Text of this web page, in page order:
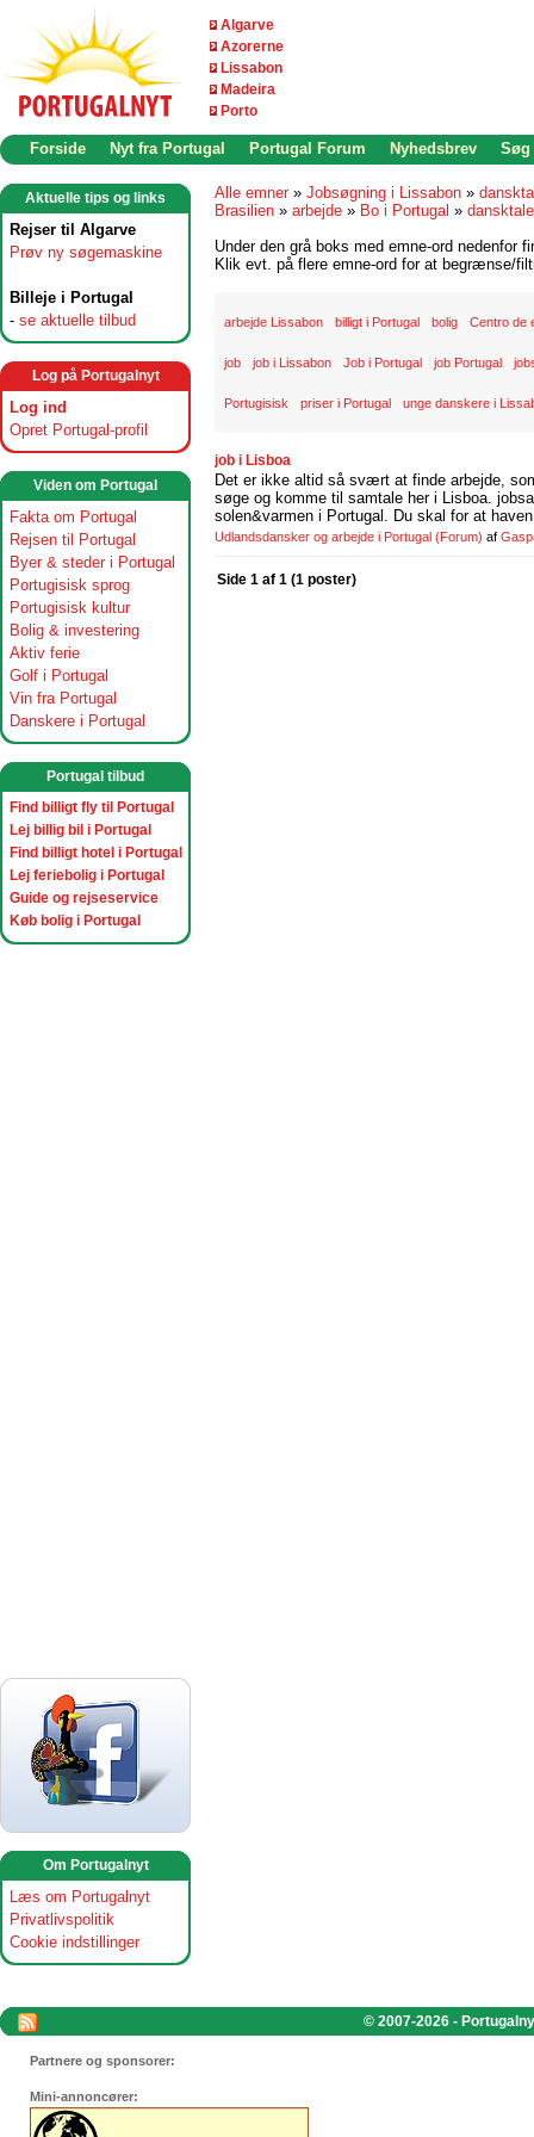
Algarve
Azorerne
Lissabon
Madeira
Porto
Forside Nyt fra Portugal Portugal Forum Nyhedsbrev Søg
Aktuelle tips og links
Rejser til Algarve
Prøv ny søgemaskine
Billeje i Portugal
- se aktuelle tilbud
Log på Portugalnyt
Log ind
Opret Portugal-profil
Viden om Portugal
Fakta om Portugal
Rejsen til Portugal
Byer & steder i Portugal
Portugisisk sprog
Portugisisk kultur
Bolig & investering
Aktiv ferie
Golf i Portugal
Vin fra Portugal
Danskere i Portugal
Portugal tilbud
Find billigt fly til Portugal
Lej billig bil i Portugal
Find billigt hotel i Portugal
Lej feriebolig i Portugal
Guide og rejseservice
Køb bolig i Portugal
Om Portugalnyt
Læs om Portugalnyt
Privatlivspolitik
Cookie indstillinger
Alle emner » Jobsøgning i Lissabon »
Brasilien » arbejde » Bo i Portugal »
Under den grå boks med emne-ord nedenfor
Klik evt. på flere emne-ord for at begrænse/
arbejde Lissabon billigt i Portugal bolig Centro de
job job i Lissabon Job i Portugal job Portugal
Portugisisk priser i Portugal unge danskere i
job i Lisboa
Det er ikke altid så svært at finde arbejde,
søge og komme til samtale her i Lisboa.
solen&varmen i Portugal. Du skal for at
Udlandsdansker og arbejde i Portugal (Forum) af
Side 1 af 1 (1 poster)
© 2007-2026 -
Partnere og sponsorer:
Mini-annoncører: